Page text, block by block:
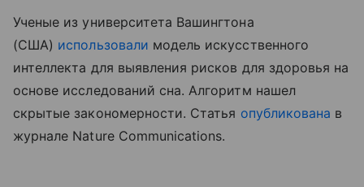
Ученые из университета Вашингтона
(США) использовали модель искусственного
интеллекта для выявления рисков для здоровья на
основе исследований сна. Алгоритм нашел
скрытые закономерности. Статья опубликована в
журнале Nature Communications.